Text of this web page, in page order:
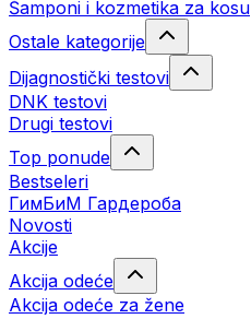
Šamponi i kozmetika za kosu
Ostale kategorije
Dijagnostički testovi
DNK testovi
Drugi testovi
Top ponude
Bestseleri
ГимБиМ Гардeробa
Novosti
Akcije
Akcija odeće
Akcija odeće za žene